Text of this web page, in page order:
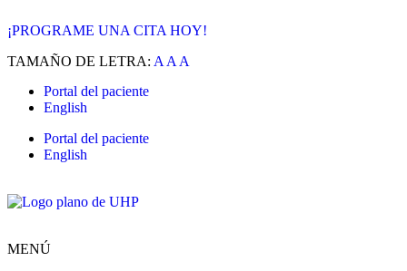
¡PROGRAME UNA CITA HOY!
TAMAÑO DE LETRA: A A A
Portal del paciente
English
Portal del paciente
English
MENÚ